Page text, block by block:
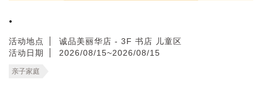
.
活动地点
诚品美丽华店 - 3F 书店 儿童区
活动日期
2026/08/15~2026/08/15
亲子家庭